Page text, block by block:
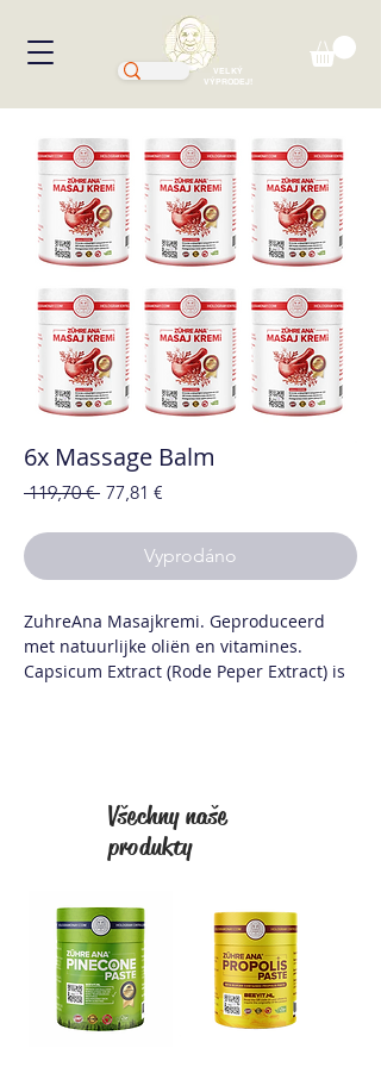
VELKÝ
VÝPRODEJ!
6x Massage Balm
119,70 € Běžná
77,81 €
Vyprodáno
ZuhreAna Masajkremi. Geproduceerd
met natuurlijke oliën en vitamines.
Capsicum Extract (Rode Peper Extract) is
Verlicht spierpijn
creme op de gewenste gebieden. Na het
aanbrengen moeten de handen met veel
water worden gewassen en uit de buurt
van de ogen worden gehouden.
Všechny naše
produkty